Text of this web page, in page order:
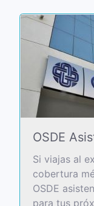
OSDE
Si viajas al
cobertura
OSDE
para tus